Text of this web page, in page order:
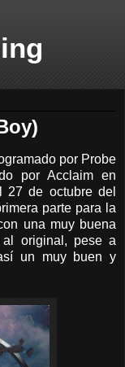
por Probe
por Acclaim en
27 de octubre del
parte para la
una muy buena
al original, pese a
un muy buen y